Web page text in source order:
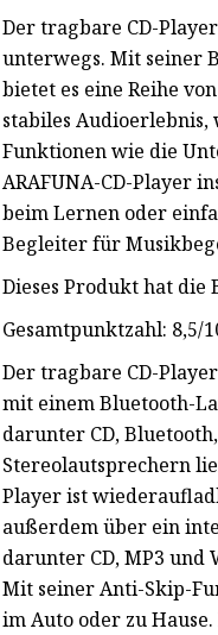
Der tragbare CD-
unterwegs. Mit seiner
bietet es eine Reihe
stabiles
Funktionen wie die
ARAFUNA-CD-Player
beim Lernen oder
Begleiter für
Dieses Produkt hat die
Gesamtpunktzahl: 8,5/
Der tragbare CD-
mit einem Bluetooth-
darunter CD,
Stereolautsprechern
Player ist
außerdem über ein
darunter CD, MP3 und
Mit seiner Anti-Skip-
im Auto oder zu